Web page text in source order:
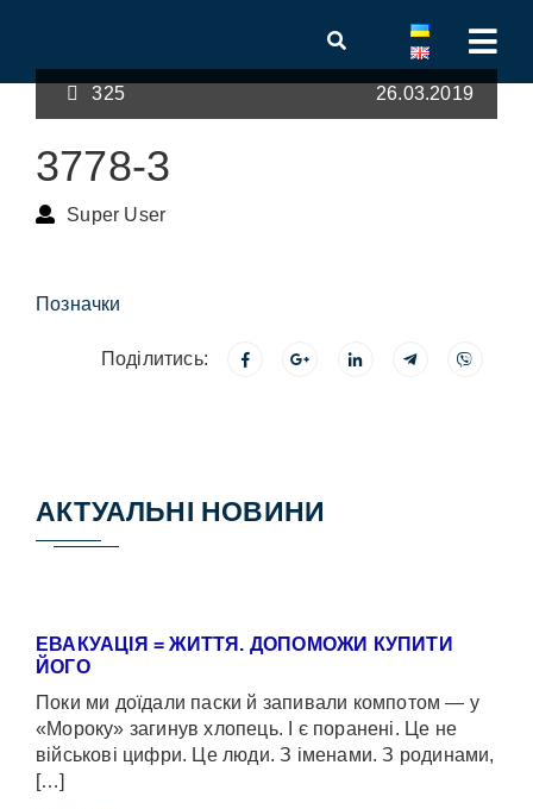
325 26.03.2019
3778-3
Super User
Позначки
Поділитись:
АКТУАЛЬНІ НОВИНИ
ЕВАКУАЦІЯ = ЖИТТЯ. ДОПОМОЖИ КУПИТИ
ЙОГО
Поки ми доїдали паски й запивали компотом — у
«Мороку» загинув хлопець. І є поранені. Це не
військові цифри. Це люди. З іменами. З родинами,
[…]